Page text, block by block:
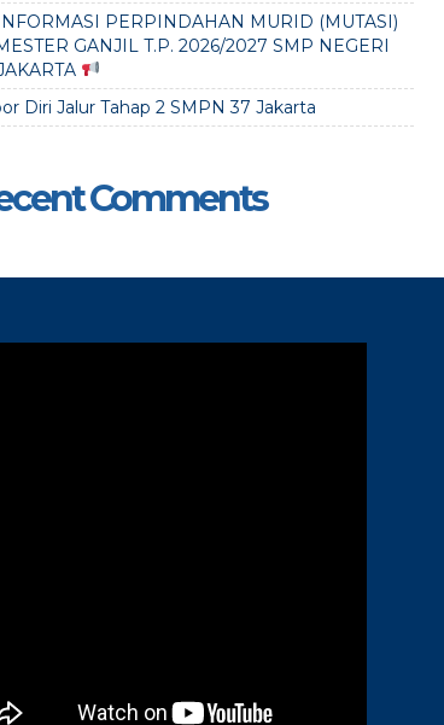
PERPINDAHAN MURID (MUTASI)
GANJIL T.P. 2026/2027 SMP NEGERI
Diri Jalur Tahap 2 SMPN 37 Jakarta
Comments